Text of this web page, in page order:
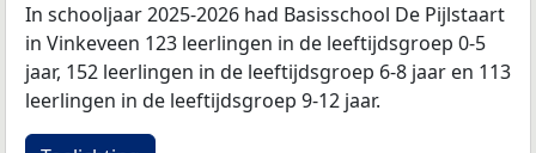
In schooljaar 2025-2026 had Basisschool De Pijlstaart
in Vinkeveen 123 leerlingen in de leeftijdsgroep 0-5
jaar, 152 leerlingen in de leeftijdsgroep 6-8 jaar en 113
leerlingen in de leeftijdsgroep 9-12 jaar.